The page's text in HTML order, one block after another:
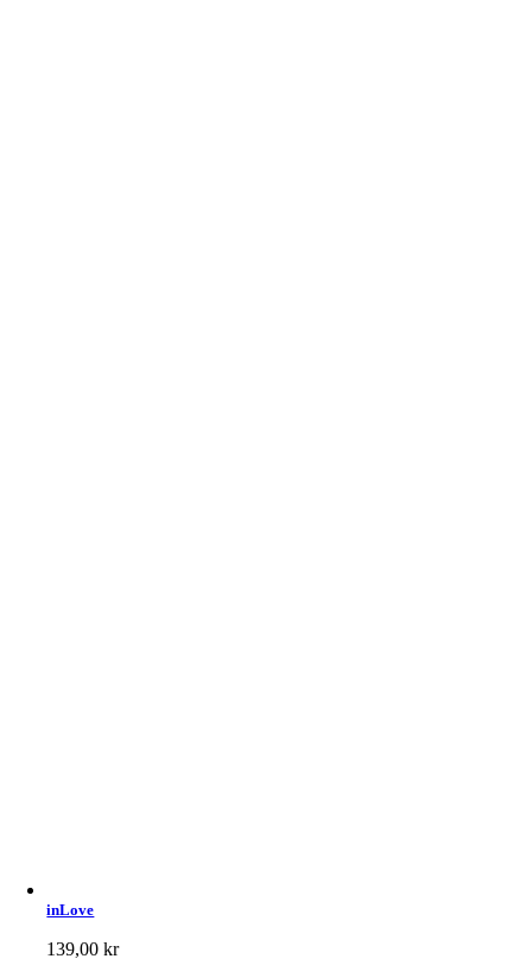
inLove
139,00kr